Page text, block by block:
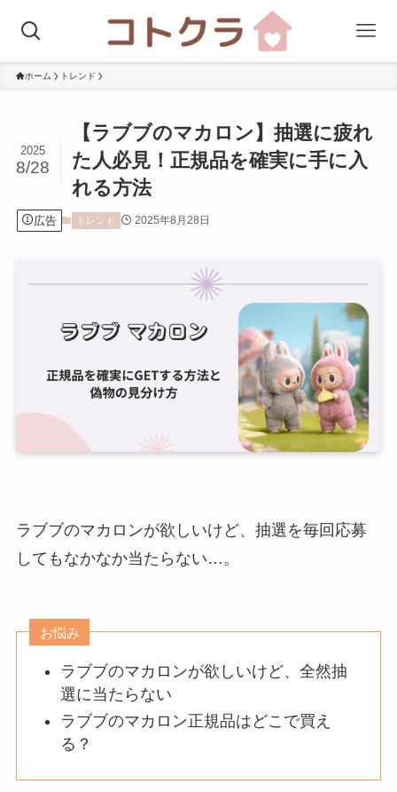
ホーム トレンド
【ラブブのマカロン】抽選に疲れ
た人必見！正規品を確実に手に入
れる方法
2025
8/28
広告 トレンド 2025年8月28日
ラブブのマカロンが欲しいけど、抽選を毎回応募
してもなかなか当たらない…。
お悩み
ラブブのマカロンが欲しいけど、全然抽
選に当たらない
ラブブのマカロン正規品はどこで買え
る？